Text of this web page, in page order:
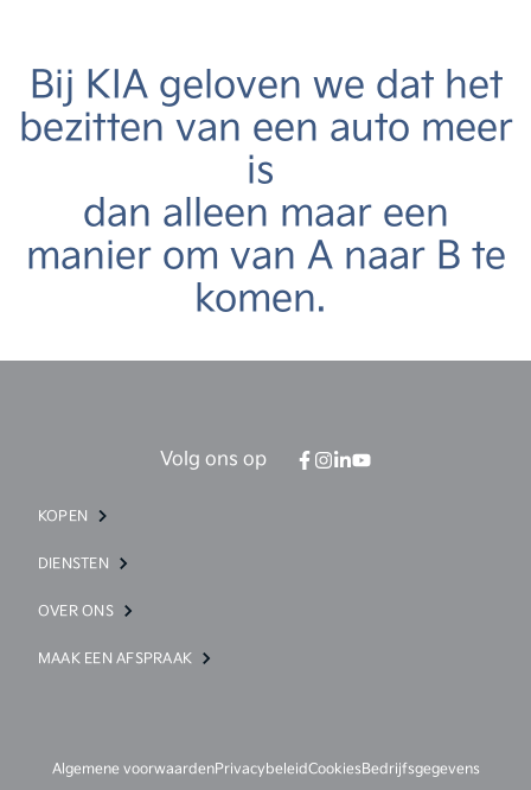
Bij KIA geloven we dat het
bezitten van een auto meer
is
dan alleen maar een
manier om van A naar B te
komen.
Volg ons op
KOPEN
DIENSTEN
OVER ONS
MAAK EEN AFSPRAAK
Algemene voorwaardenPrivacybeleidCookies Bedrijfsgegevens